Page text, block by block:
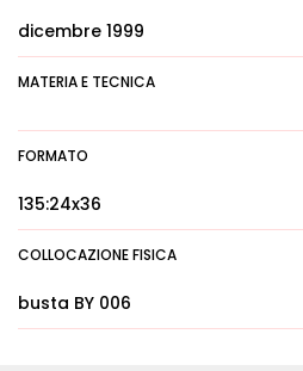
dicembre 1999
MATERIA E TECNICA
FORMATO
135:24x36
COLLOCAZIONE FISICA
busta BY 006